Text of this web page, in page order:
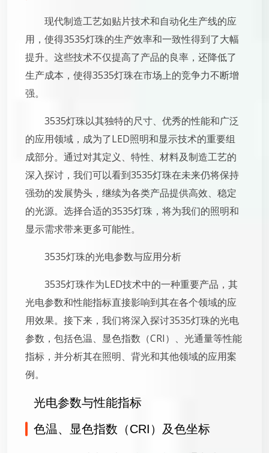
现代制造工艺如贴片技术和自动化生产线的应
用，使得3535灯珠的生产效率和一致性得到了大幅
提升。这些技术不仅提高了产品的良率，还降低了
生产成本，使得3535灯珠在市场上的竞争力不断增
强。
3535灯珠以其独特的尺寸、优秀的性能和广泛
的应用领域，成为了LED照明和显示技术的重要组
成部分。通过对其定义、特性、材料及制造工艺的
深入探讨，我们可以看到3535灯珠在未来仍将保持
强劲的发展势头，继续为各类产品提供高效、稳定
的光源。选择合适的3535灯珠，将为我们的照明和
显示需求带来更多可能性。
3535灯珠的光电参数与应用分析
3535灯珠作为LED技术中的一种重要产品，其
光电参数和性能指标直接影响到其在各个领域的应
用效果。接下来，我们将深入探讨3535灯珠的光电
参数，包括色温、显色指数（CRI）、光通量等性能
指标，并分析其在照明、背光和其他领域的应用案
例。
光电参数与性能指标
色温、显色指数（CRI）及色坐标